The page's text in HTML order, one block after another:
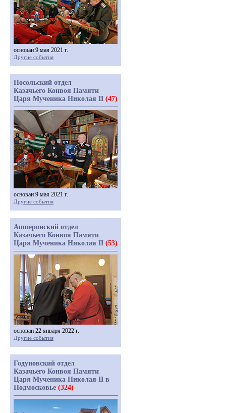
основан 9 мая 2021 г.
Другие события
Посольский отдел
Казачьего Конвоя Памяти
Царя Мученика Николая II (47)
основан 9 мая 2021 г.
Другие события
Апшеронский отдел
Казачьего Конвоя Памяти
Царя Мученика Николая II (53)
основан 22 января 2022 г.
Другие события
Годуновский отдел
Казачьего Конвоя Памяти
Царя Мученика Николая II в
Подмосковье (324)